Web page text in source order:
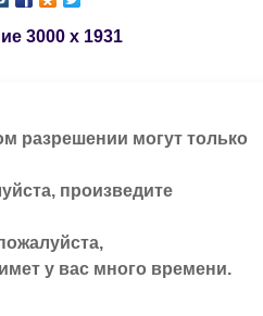
3000 x 1931
разрешении могут только
произведите
у вас много времени.